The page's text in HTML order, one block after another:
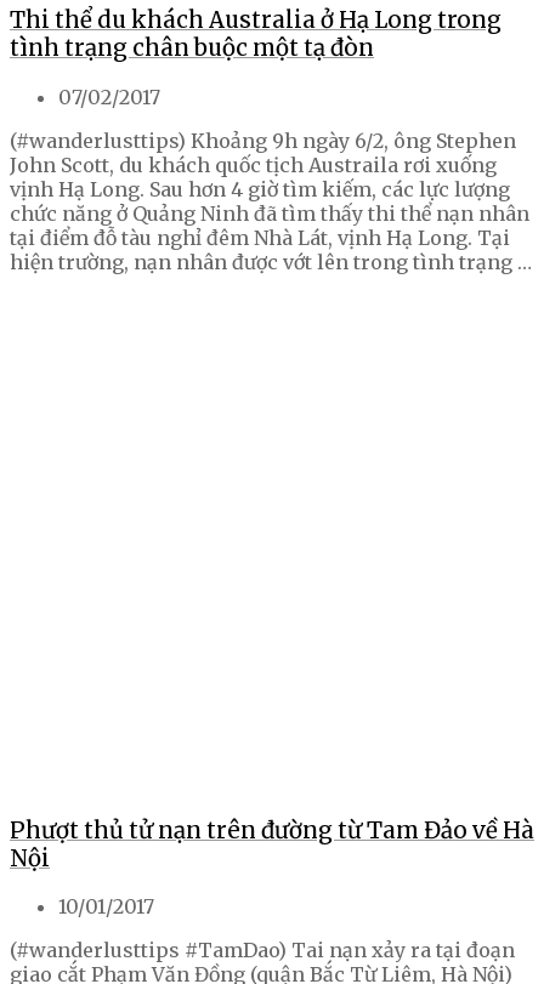
Thi thể du khách Australia ở Hạ Long trong
tình trạng chân buộc một tạ đòn
07/02/2017
(#wanderlusttips) Khoảng 9h ngày 6/2, ông Stephen
John Scott, du khách quốc tịch Austraila rơi xuống
vịnh Hạ Long. Sau hơn 4 giờ tìm kiếm, các lực lượng
chức năng ở Quảng Ninh đã tìm thấy thi thể nạn nhân
tại điểm đỗ tàu nghỉ đêm Nhà Lát, vịnh Hạ Long. Tại
hiện trường, nạn nhân được vớt lên trong tình trạng …
Phượt thủ tử nạn trên đường từ Tam Đảo về Hà
Nội
10/01/2017
(#wanderlusttips #TamDao) Tai nạn xảy ra tại đoạn
giao cắt Phạm Văn Đồng (quận Bắc Từ Liêm, Hà Nội)